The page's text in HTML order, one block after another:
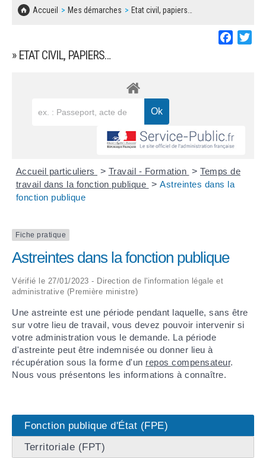
Accueil Mes démarches Etat civil, papiers…
» ETAT CIVIL, PAPIERS…
Accueil particuliers > Travail - Formation > Temps de
travail dans la fonction publique > Astreintes dans la
fonction publique
Fiche pratique
Astreintes dans la fonction publique
Vérifié le 27/01/2023 - Direction de l'information légale et
administrative (Première ministre)
Une astreinte est une période pendant laquelle, sans être
sur votre lieu de travail, vous devez pouvoir intervenir si
votre administration vous le demande. La période
d'astreinte peut être indemnisée ou donner lieu à
récupération sous la forme d'un repos compensateur.
Nous vous présentons les informations à connaître.
Fonction publique d'État (FPE)
Territoriale (FPT)
CONCERTATIONS PUBLIQUES
SOLIDARITÉ, LOGEMENT
DECHETS
BESOIN D'UNE AIDE ?
LES ASSOCIATIONS
MARCHÉS PUBLICS
REGLEMENT LOCAL DE PUBLICITÉ
DECLARATION DE DEMARCHAGE
DOSSIER DE DEMANDE DE SUBVENTION
DEMANDE DE PRÊT DE MATERIEL
FICHE D'ORGANISATION MANIFESTATION
PLAN D'ACTION MUNICIPAL
ARRÊTÉS MUNICIPAUX
DÉLIBÉRATIONS